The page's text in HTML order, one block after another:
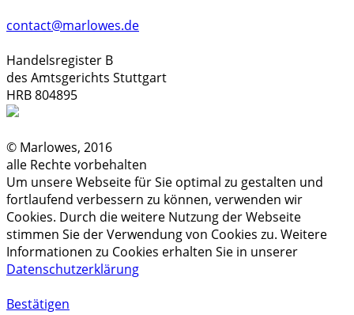
contact@marlowes.de
Handelsregister B
des Amtsgerichts Stuttgart
HRB 804895
© Marlowes, 2016
alle Rechte vorbehalten
Um unsere Webseite für Sie optimal zu gestalten und
fortlaufend verbessern zu können, verwenden wir
Cookies. Durch die weitere Nutzung der Webseite
stimmen Sie der Verwendung von Cookies zu. Weitere
Informationen zu Cookies erhalten Sie in unserer
Datenschutzerklärung
Bestätigen